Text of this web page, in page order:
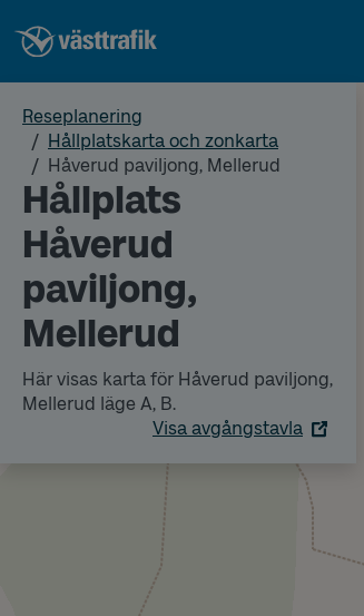
Reseplanering
Hållplatskarta och zonkarta
Håverud paviljong, Mellerud
Hållplats
Håverud
paviljong,
Mellerud
Här visas karta för Håverud paviljong,
Mellerud läge A, B.
Visa avgångstavla